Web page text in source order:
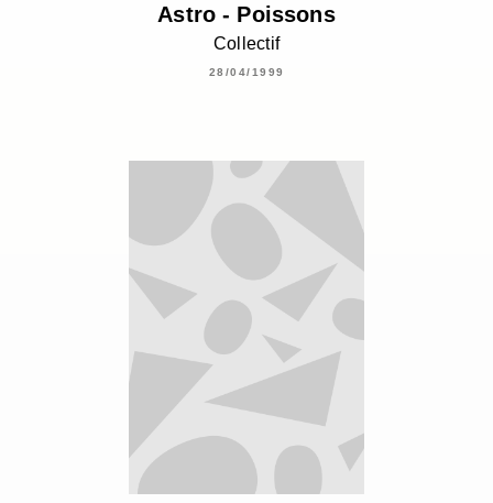
Astro - Poissons
Collectif
28/04/1999